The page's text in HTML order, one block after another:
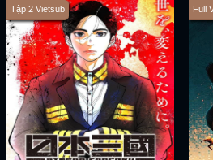
Tập 2 Vietsub Full